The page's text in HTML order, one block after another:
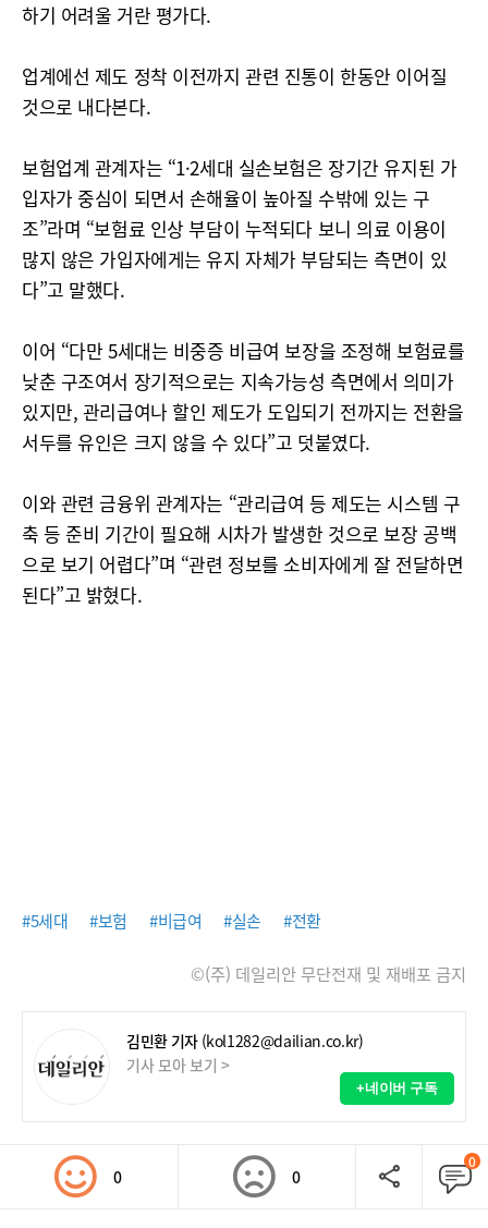
하기 어려울 거란 평가다.
업계에선 제도 정착 이전까지 관련 진통이 한동안 이어질
것으로 내다본다.
보험업계 관계자는 “1·2세대 실손보험은 장기간 유지된 가
입자가 중심이 되면서 손해율이 높아질 수밖에 있는 구
조”라며 “보험료 인상 부담이 누적되다 보니 의료 이용이
많지 않은 가입자에게는 유지 자체가 부담되는 측면이 있
다”고 말했다.
이어 “다만 5세대는 비중증 비급여 보장을 조정해 보험료를
낮춘 구조여서 장기적으로는 지속가능성 측면에서 의미가
있지만, 관리급여나 할인 제도가 도입되기 전까지는 전환을
서두를 유인은 크지 않을 수 있다”고 덧붙였다.
이와 관련 금융위 관계자는 “관리급여 등 제도는 시스템 구
축 등 준비 기간이 필요해 시차가 발생한 것으로 보장 공백
으로 보기 어렵다”며 “관련 정보를 소비자에게 잘 전달하면
된다”고 밝혔다.
#5세대 #보험 #비급여 #실손 #전환
©(주) 데일리안 무단전재 및 재배포 금지
김민환 기자 (kol1282@dailian.co.kr)
기사 모아 보기 >
+네이버 구독
0 0
0